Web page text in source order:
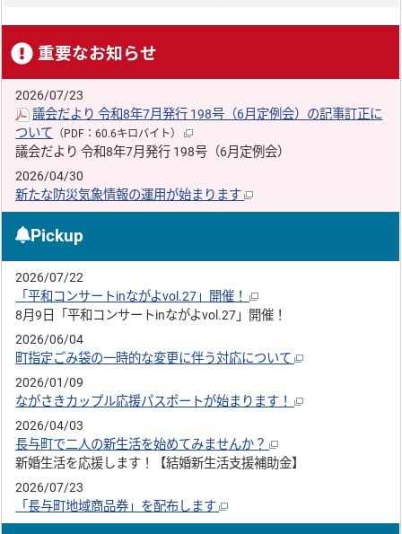
重要なお知らせ
2026/07/23
議会だより 令和8年7月発行 198号（6月定例会）の記事訂正に
ついて （PDF：60.6キロバイト）
議会だより 令和8年7月発行 198号（6月定例会）
2026/04/30
新たな防災気象情報の運用が始まります
Pickup
2026/07/22
「平和コンサートinながよvol.27」開催！
8月9日「平和コンサートinながよvol.27」開催！
2026/06/04
町指定ごみ袋の一時的な変更に伴う対応について
2026/01/09
ながさきカップル応援パスポートが始まります！
2026/04/03
長与町で二人の新生活を始めてみませんか？
新婚生活を応援します！【結婚新生活支援補助金】
2026/07/23
「長与町地域商品券」を配布します